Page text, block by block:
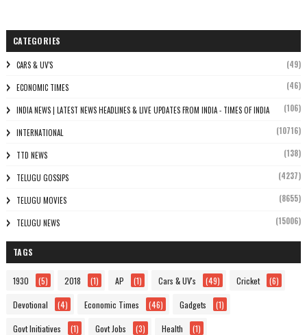
CATEGORIES
CARS & UV'S (49)
ECONOMIC TIMES (46)
INDIA NEWS | LATEST NEWS HEADLINES & LIVE UPDATES FROM INDIA - TIMES OF INDIA (106)
INTERNATIONAL (10716)
TTD NEWS (138)
TELUGU GOSSIPS (4237)
TELUGU MOVIES (8655)
TELUGU NEWS (15006)
TAGS
1930 (5) 2018 (1) AP (1) Cars & UV's (49) Cricket (6)
Devotional (4) Economic Times (46) Gadgets (1)
Govt Initiatives (1) Govt Jobs (3) Health (1)